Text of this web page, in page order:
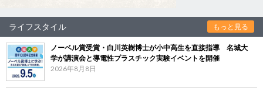
ライフスタイル もっと見る
ノーベル賞受賞・白川英樹博士が小中高生を直接指導 名城大
学が講演会と導電性プラスチック実験イベントを開催
2026年8月8日